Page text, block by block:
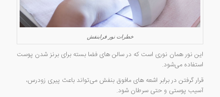
خطرات نور فرابنفش
این نور همان نوری است که در سالن های فضا بسته برای برنز شدن پوست
استفاده می‌شود.
قرار گرفتن در برابر اشعه های مافوق بنفش می‌تواند باعث پیری زودرس،
آسیب پوستی و حتی سرطان شود.